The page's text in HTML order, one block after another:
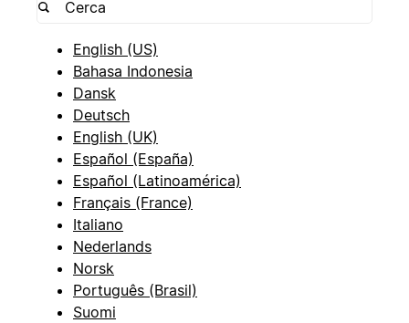
English (US)
Bahasa Indonesia
Dansk
Deutsch
English (UK)
Español (España)
Español (Latinoamérica)
Français (France)
Italiano
Nederlands
Norsk
Português (Brasil)
Suomi